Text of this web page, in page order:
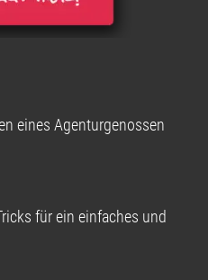
eines Agenturgenossen
für ein einfaches und